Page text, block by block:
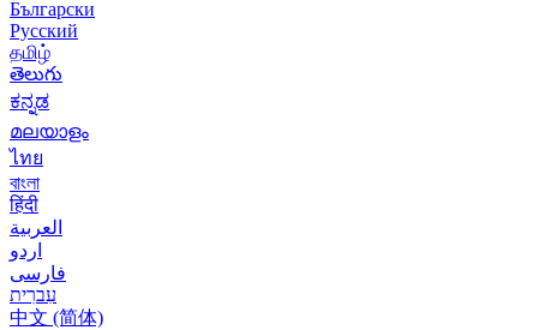
Български
Русский
தமிழ்
తెలుగు
ಕನ್ನಡ
മലയാളം
ไทย
বাংলা
हिंदी
العربية
اردو
فارسی
עִברִית
中文 (简体)